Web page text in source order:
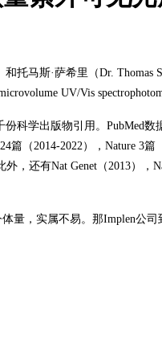
马斯·萨希里（Dr. Thomas
UV/Vis
学出版物引用。PubMed数
（2014-2022），Nature 3篇
外，还有Nat Genet（2013），
量，实属不易。那Implen公